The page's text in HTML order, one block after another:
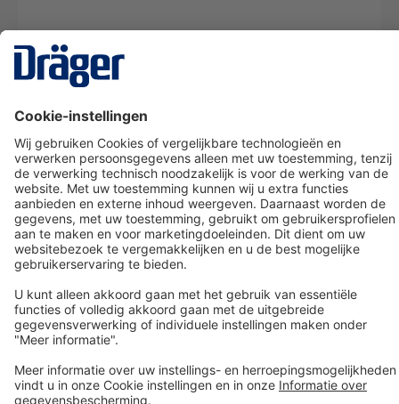
Dräger klantenservice
Over Dräger
Bestellen in onze webshop
Community